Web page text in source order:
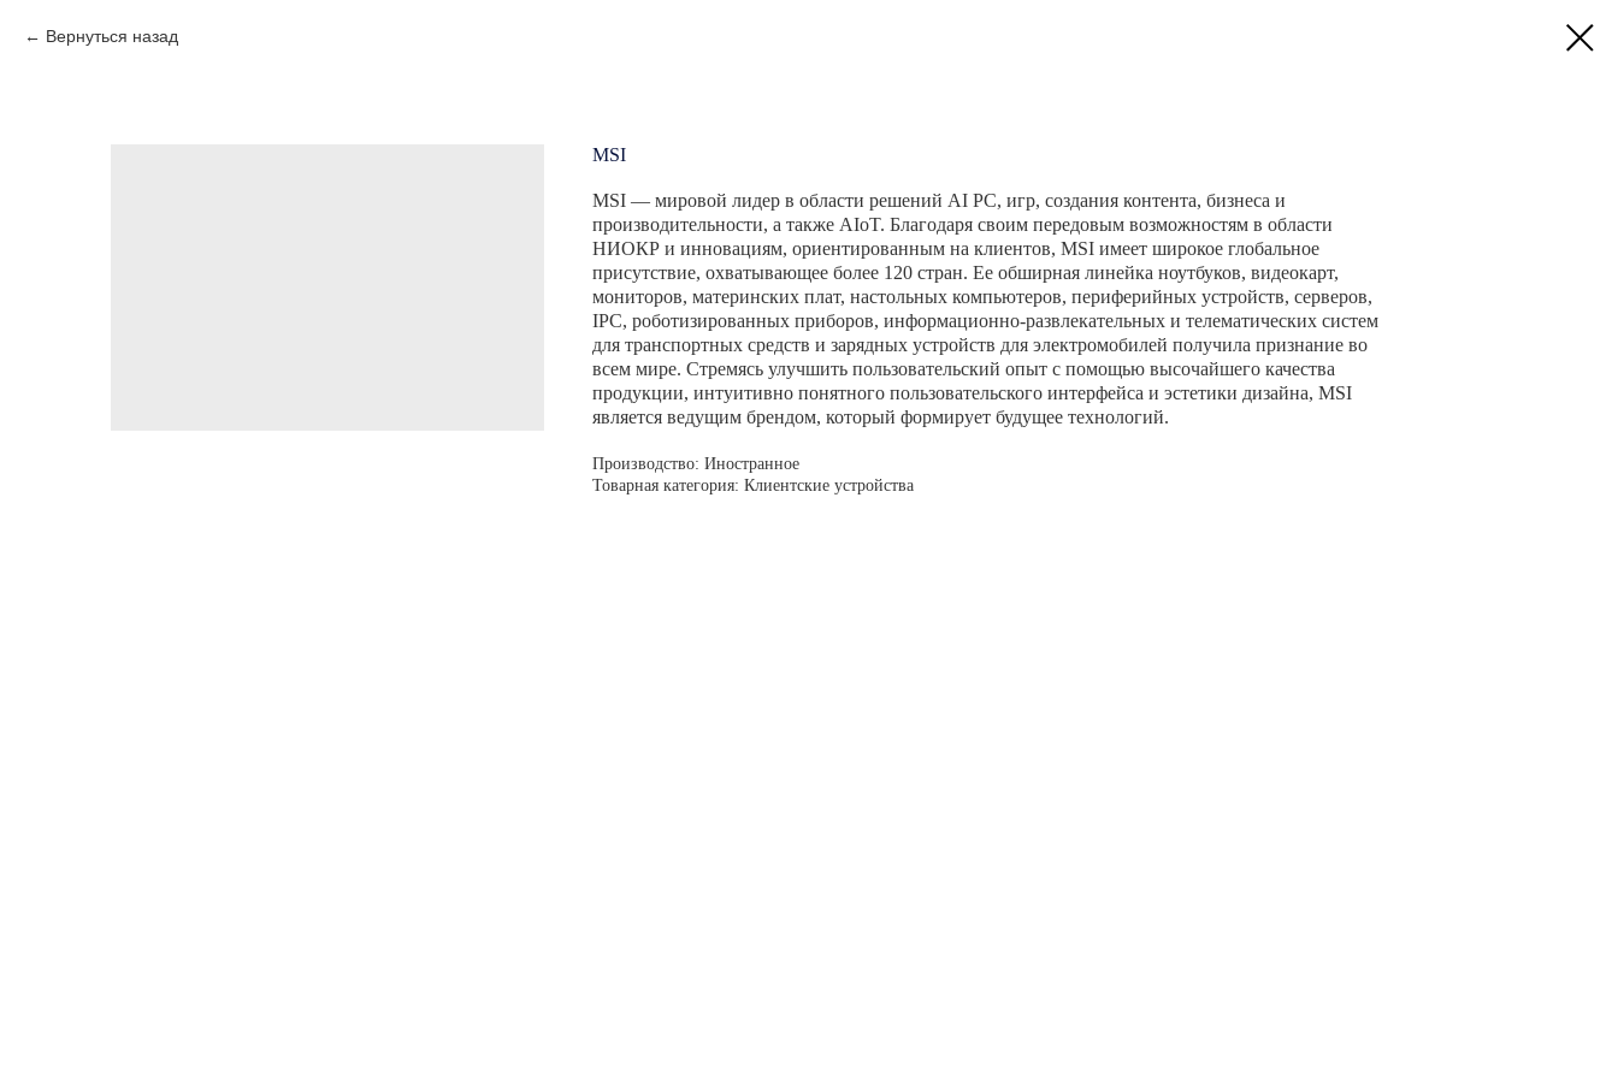
Вернуться назад
MSI
MSI — мировой лидер в области решений AI PC, игр, создания контента, бизнеса и
производительности, а также AIoT. Благодаря своим передовым возможностям в области
НИОКР и инновациям, ориентированным на клиентов, MSI имеет широкое глобальное
присутствие, охватывающее более 120 стран. Ее обширная линейка ноутбуков, видеокарт,
мониторов, материнских плат, настольных компьютеров, периферийных устройств, серверов,
IPC, роботизированных приборов, информационно-развлекательных и телематических систем
для транспортных средств и зарядных устройств для электромобилей получила признание во
всем мире. Стремясь улучшить пользовательский опыт с помощью высочайшего качества
продукции, интуитивно понятного пользовательского интерфейса и эстетики дизайна, MSI
является ведущим брендом, который формирует будущее технологий.
Производство: Иностранное
Товарная категория: Клиентские устройства